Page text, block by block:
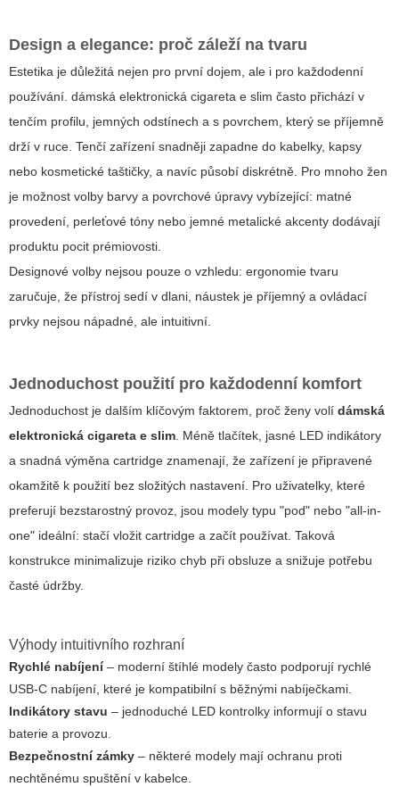
Design a elegance: proč záleží na tvaru
Estetika je důležitá nejen pro první dojem, ale i pro každodenní
používání. dámská elektronická cigareta e slim často přichází v
tenčím profilu, jemných odstínech a s povrchem, který se příjemně
drží v ruce. Tenčí zařízení snadněji zapadne do kabelky, kapsy
nebo kosmetické taštičky, a navíc působí diskrétně. Pro mnoho žen
je možnost volby barvy a povrchové úpravy vybízející: matné
provedení, perleťové tóny nebo jemné metalické akcenty dodávají
produktu pocit prémiovosti.
Designové volby nejsou pouze o vzhledu: ergonomie tvaru
zaručuje, že přístroj sedí v dlani, náustek je příjemný a ovládací
prvky nejsou nápadné, ale intuitivní.
Jednoduchost použití pro každodenní komfort
Jednoduchost je dalším klíčovým faktorem, proč ženy volí dámská
elektronická cigareta e slim. Méně tlačítek, jasné LED indikátory
a snadná výměna cartridge znamenají, že zařízení je připravené
okamžitě k použití bez složitých nastavení. Pro uživatelky, které
preferují bezstarostný provoz, jsou modely typu "pod" nebo "all-in-
one" ideální: stačí vložit cartridge a začít používat. Taková
konstrukce minimalizuje riziko chyb při obsluze a snižuje potřebu
časté údržby.
Výhody intuitivního rozhraní
Rychlé nabíjení– moderní štíhlé modely často podporují rychlé
USB-C nabíjení, které je kompatibilní s běžnými nabíječkami.
Indikátory stavu – jednoduché LED kontrolky informují o stavu
baterie a provozu.
Bezpečnostní zámky – některé modely mají ochranu proti
nechtěnému spuštění v kabelce.